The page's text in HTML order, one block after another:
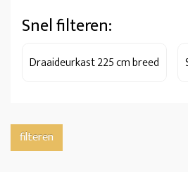
Snel filteren:
Draaideurkast 225 cm breed
filteren